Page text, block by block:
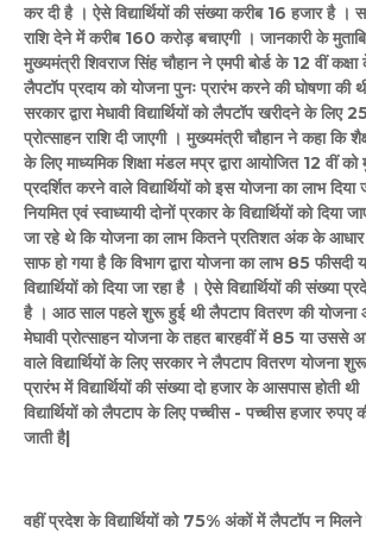
कर दी है । ऐसे विद्यार्थियों की संख्या करीब 16 हजार है ।
राशि देने में करीब 160 करोड़ बचाएगी । जानकारी के
मुख्यमंत्री शिवराज सिंह चौहान ने एमपी बोर्ड के 12 वीं कक्षा के
लैपटॉप प्रदाय को योजना पुनः प्रारंभ करने की घोषणा की
सरकार द्वारा मेधावी विद्यार्थियों को लैपटॉप खरीदने के लिए
प्रोत्साहन राशि दी जाएगी । मुख्यमंत्री चौहान ने कहा
के लिए माध्यमिक शिक्षा मंडल मप्र द्वारा आयोजित 12 वीं को
प्रदर्शित करने वाले विद्यार्थियों को इस योजना का लाभ
नियमित एवं स्वाध्यायी दोनों प्रकार के विद्यार्थियों को
जा रहे थे कि योजना का लाभ कितने प्रतिशत अंक के आधार
साफ हो गया है कि विभाग द्वारा योजना का लाभ 85
विद्यार्थियों को दिया जा रहा है । ऐसे विद्यार्थियों की संख्या
है । आठ साल पहले शुरू हुई थी लैपटाप वितरण की योजना
मेघावी प्रोत्साहन योजना के तहत बारहवीं में 85 या
वाले विद्यार्थियों के लिए सरकार ने लैपटाप वितरण योजना
प्रारंभ में विद्यार्थियों की संख्या दो हजार के आसपास होती
विद्यार्थियों को लैपटाप के लिए पच्चीस - पच्चीस हजार रुपए
जाती है|
वहीं प्रदेश के विद्यार्थियों को 75% अंकों में लैपटॉप न